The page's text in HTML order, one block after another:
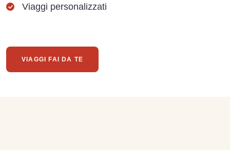
Viaggi personalizzati
VIAGGI FAI DA TE